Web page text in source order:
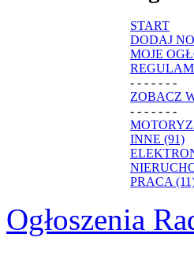
START
DODAJ
MOJE
- - - - - - -
ZOBACZ
- - - - - - -
INNE (91)
PRACA
Ogłoszenia